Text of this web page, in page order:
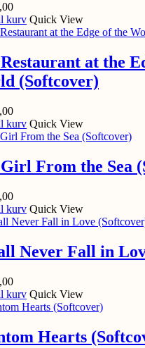
kurv Quick View
at the
(Softcover)
kurv Quick View
From the Sea
kurv Quick View
Never Fall in
kurv Quick View
Hearts